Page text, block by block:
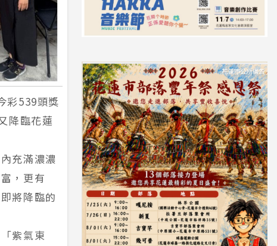
彩539頭獎
降臨花蓮
充滿濃濃
，更有
將降臨的
紫氣東